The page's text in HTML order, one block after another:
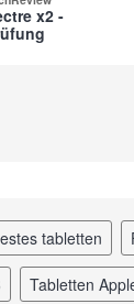
x2 -
tabletten
tabletten